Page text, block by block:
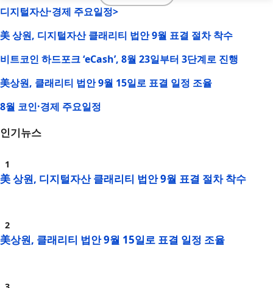
디지털자산·경제 주요일정>
美 상원, 디지털자산 클래리티 법안 9월 표결 절차 착수
비트코인 하드포크 ‘eCash’, 8월 23일부터 3단계로 진행
美상원, 클래리티 법안 9월 15일로 표결 일정 조율
8월 코인·경제 주요일정
인기뉴스
美 상원, 디지털자산 클래리티 법안 9월 표결 절차 착수
美상원, 클래리티 법안 9월 15일로 표결 일정 조율